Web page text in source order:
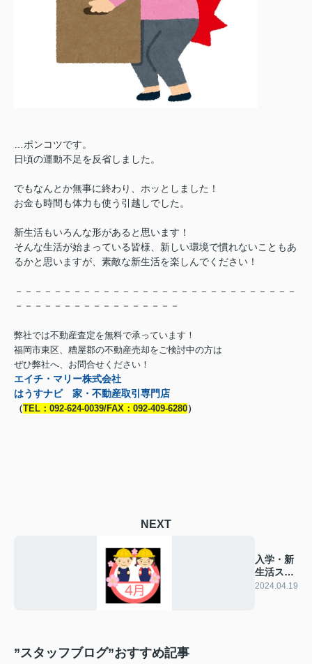
…ポンコツです。
日頃の運動不足を反省しました。
でもなんとか無事に終わり、ホッとしました！
お金も時間も体力も使う引越しでした。
新生活もいろんな形があると思います！
そんな生活が始まっている皆様、新しい環境で慣れないこともあ
るかと思いますが、素敵な新生活を楽しんでください！
－－－－－－－－－－－－－－－－－－－－－－－－－－－－－
－－－－－－－－－－－－－－－－－
弊社では不動産査定を無料で承っています！
福岡市東区、糟屋郡の不動産売却をご検討中の方は
ぜひ弊社へ、お問合せください！
エイチ・マリー株式会社
はうすナビ 家・不動産取引専門店
（TEL：092-624-0039/FAX：092-409-6280）
NEXT
入学・新
生活スタ
ート！
2024.04.19
”スタッフブログ”おすすめ記事